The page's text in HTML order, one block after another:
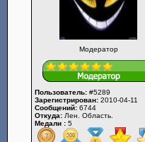
Модератор
Пользователь: #5289
Зарегистрирован: 2010-04-11
Сообщений: 6744
Откуда: Лен. Область.
Медали : 5